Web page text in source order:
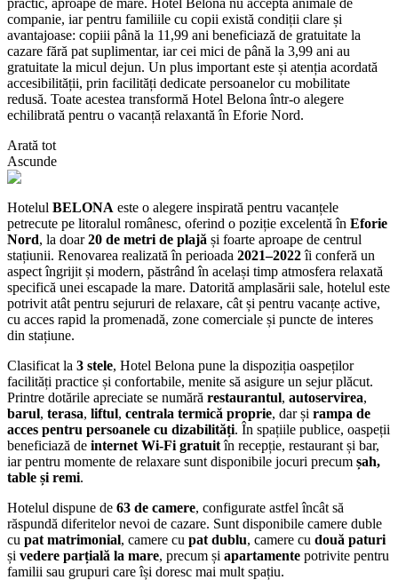
companie, iar pentru familiile cu copii există condiții clare și
avantajoase: copiii până la 11,99 ani beneficiază de gratuitate la
cazare fără pat suplimentar, iar cei mici de până la 3,99 ani au
gratuitate la micul dejun. Un plus important este și atenția acordată
accesibilității, prin facilități dedicate persoanelor cu mobilitate
redusă. Toate acestea transformă Hotel Belona într-o alegere
echilibrată pentru o vacanță relaxantă în Eforie Nord.
Arată tot
Ascunde
Hotelul BELONA este o alegere inspirată pentru vacanțele
petrecute pe litoralul românesc, oferind o poziție excelentă în Eforie
Nord, la doar20 de metri de plajă și foarte aproape de centrul
stațiunii. Renovarea realizată în perioada 2021–2022îi conferă un
aspect îngrijit și modern, păstrând în același timp atmosfera relaxată
specifică unei escapade la mare. Datorită amplasării sale, hotelul este
potrivit atât pentru sejururi de relaxare, cât și pentru vacanțe active,
cu acces rapid la promenadă, zone comerciale și puncte de interes
din stațiune.
Clasificat la 3 stele, Hotel Belona pune la dispoziția oaspeților
facilități practice și confortabile, menite să asigure un sejur plăcut.
Printre dotările apreciate se numără restaurantul, autoservirea,
barul, terasa, liftul, centrala termică proprie, dar și rampa de
acces pentru persoanele cu dizabilități. În spațiile publice, oaspeții
beneficiază de internet Wi‑Fi gratuitîn recepție, restaurant și bar,
iar pentru momente de relaxare sunt disponibile jocuri precum șah,
table și remi.
Hotelul dispune de 63 de camere, configurate astfel încât să
răspundă diferitelor nevoi de cazare. Sunt disponibile camere duble
cu pat matrimonial, camere cu pat dublu, camere cu două paturi
și vedere parțială la mare, precum și apartamente potrivite pentru
familii sau grupuri care își doresc mai mult spațiu.